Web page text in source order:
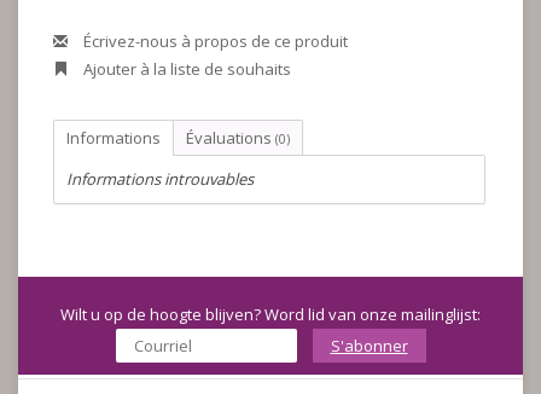
Écrivez-nous à propos de ce produit
Ajouter à la liste de souhaits
Informations Évaluations (0)
Informations introuvables
Wilt u op de hoogte blijven? Word lid van onze mailinglijst:
S'abonner